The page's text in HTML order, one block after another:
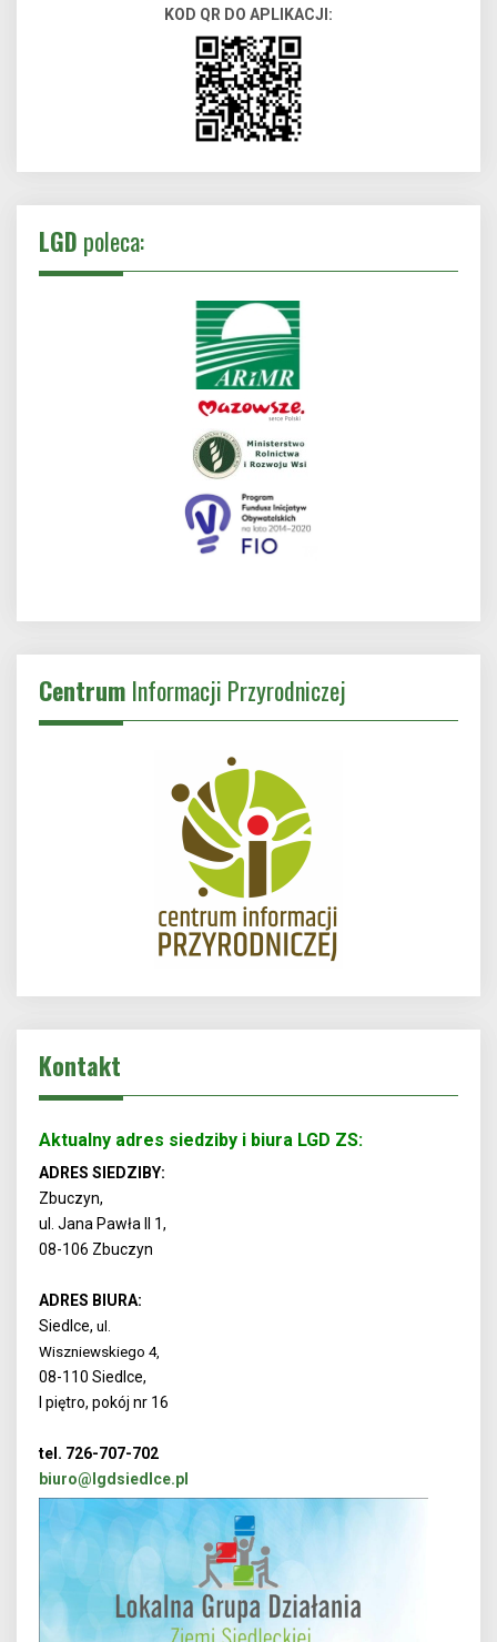
KOD QR DO APLIKACJI:
LGD poleca:
Centrum Informacji Przyrodniczej
Kontakt
Aktualny adres siedziby i biura LGD ZS:
ADRES SIEDZIBY:
Zbuczyn,
ul. Jana Pawła II 1,
08-106 Zbuczyn
ADRES BIURA:
Siedlce, ul.
Wiszniewskiego 4,
08-110 Siedlce,
I piętro, pokój nr 16
tel. 726-707-702
biuro@lgdsiedlce.pl